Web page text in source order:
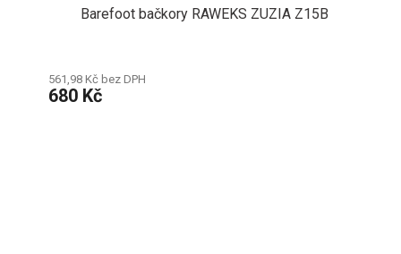
Barefoot bačkory RAWEKS ZUZIA Z15B
561,98 Kč bez DPH
680 Kč